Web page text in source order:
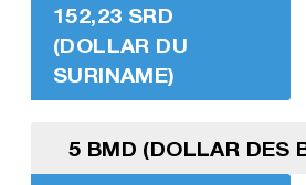
152,23 SRD
(DOLLAR DU
SURINAME)
5 BMD (DOLLAR DES